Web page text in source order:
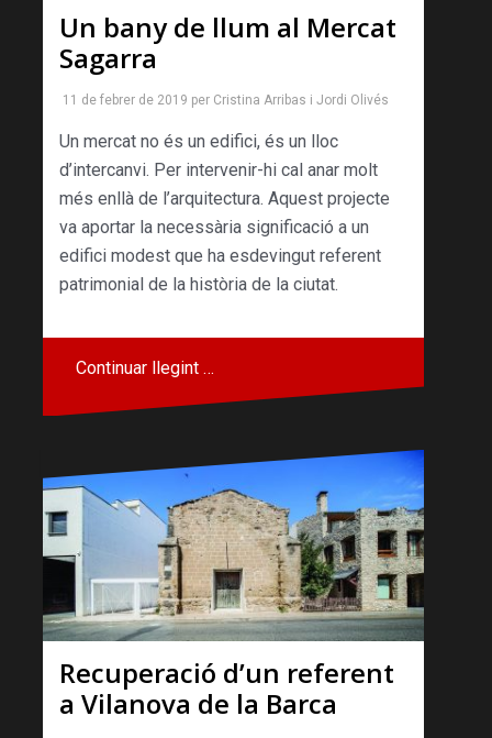
Un bany de llum al Mercat
Sagarra
11 de febrer de 2019 per Cristina Arribas i Jordi Olivés
Un mercat no és un edifici, és un lloc
d’intercanvi. Per intervenir-hi cal anar molt
més enllà de l’arquitectura. Aquest projecte
va aportar la necessària significació a un
edifici modest que ha esdevingut referent
patrimonial de la història de la ciutat.
Continuar llegint …
Recuperació d’un referent
a Vilanova de la Barca